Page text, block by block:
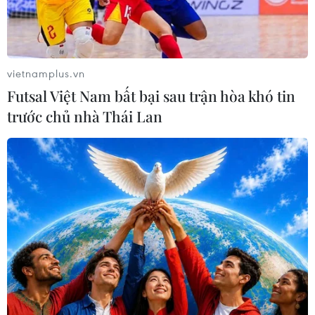
ninh thi cử
Thí sinh dự thi Trung học phổ thông quốc gia. (Ảnh: Minh
Sơn/Vietnam+)
Chỉ còn 5 ngày nữa, Kỳ thi Trung học phổ thông
vietnamplus.vn
Futsal Việt Nam bất bại sau trận hòa khó tin
trước chủ nhà Thái Lan